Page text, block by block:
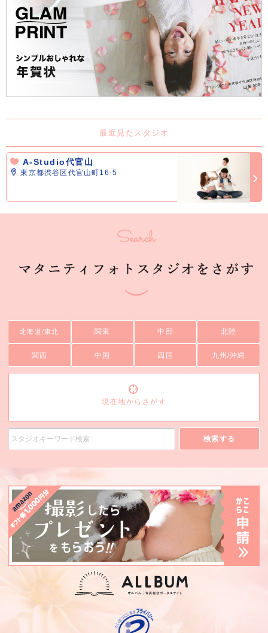
最近見たスタジオ
A-Studio代官山
東京都渋谷区代官山町16-5
北海道/東北 関東 中部 北陸
関西 中国 四国 九州/沖縄
現在地からさがす
検索する